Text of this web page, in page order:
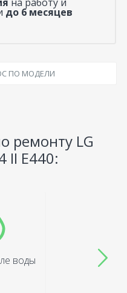
до 6 месяцев
ПО МОДЕЛИ
ремонту LG
II E440:
воды